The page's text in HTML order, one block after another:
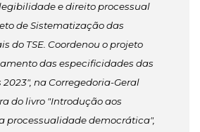
e direito processual
de Sistematização das
do TSE. Coordenou o projeto
das especificidades das
na Corregedoria-Geral
do livro "Introdução aos
processualidade democrática",